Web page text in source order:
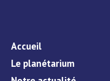
Accueil
Le planétarium